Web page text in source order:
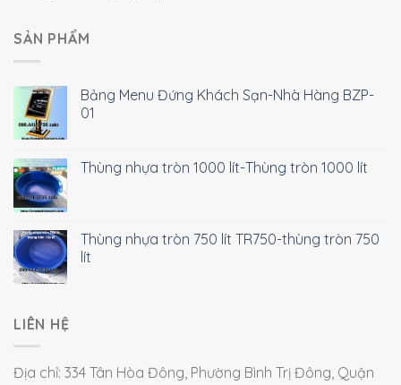
SẢN PHẨM
Bảng Menu Đứng Khách Sạn-Nhà Hàng BZP-
01
Thùng nhựa tròn 1000 lít-Thùng tròn 1000 lít
Thùng nhựa tròn 750 lít TR750-thùng tròn 750
lít
LIÊN HỆ
Địa chỉ: 334 Tân Hòa Đông, Phường Bình Trị Đông, Quận